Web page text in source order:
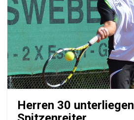
Herren 30 unterliegen